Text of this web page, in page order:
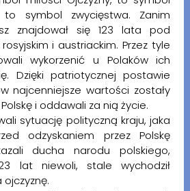
symbol zwycięstwa. Zanim
znajdował się 123 lata pod
i austriackim. Przez tyle
wykorzenić u Polaków ich
Dzięki patriotycznej postawie
najcenniejsze wartości zostały
i oddawali za nią życie.
sytuację polityczną kraju, jaka
odzyskaniem przez Polskę
ducha narodu polskiego,
lat niewoli, stale wychodził
ojczyznę.